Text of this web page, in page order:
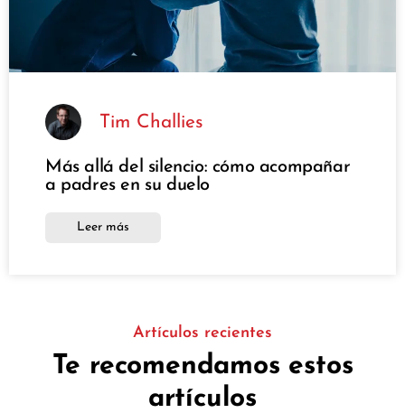
Tim Challies
Más allá del silencio: cómo acompañar
a padres en su duelo
Leer más
Artículos recientes
Te recomendamos estos
artículos